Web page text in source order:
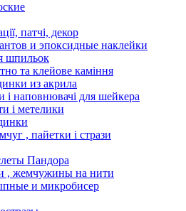
патчі, декор
и эпоксидные наклейки
шпильок
та клейове каміння
из акрила
і наповнювачі для шейкера
і метелики
, пайетки і стрази
Пандора
, жемчужины на нити
и микробисер